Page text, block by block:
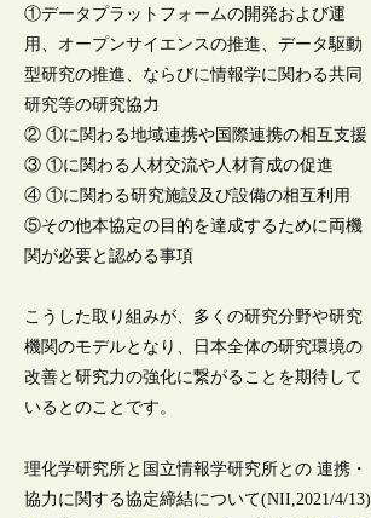
①データプラットフォームの開発および運
用、オープンサイエンスの推進、データ駆動
型研究の推進、ならびに情報学に関わる共同
研究等の研究協力
② ①に関わる地域連携や国際連携の相互支援
③ ①に関わる人材交流や人材育成の促進
④ ①に関わる研究施設及び設備の相互利用
⑤その他本協定の目的を達成するために両機
関が必要と認める事項
こうした取り組みが、多くの研究分野や研究
機関のモデルとなり、日本全体の研究環境の
改善と研究力の強化に繋がることを期待して
いるとのことです。
理化学研究所と国立情報学研究所との 連携・
協力に関する協定締結について(NII,2021/4/13)